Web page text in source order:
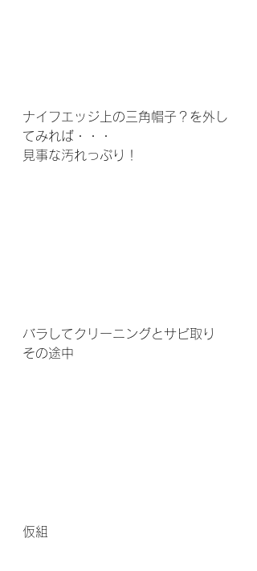
ナイフエッジ上の三角帽子？を外し
てみれば・・・
見事な汚れっぷり！
バラしてクリーニングとサビ取り
その途中
仮組